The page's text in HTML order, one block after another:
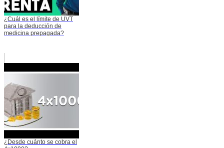
¿Cuál es el límite de UVT
para la deducción de
medicina prepagada?
¿Desde cuánto se cobra el